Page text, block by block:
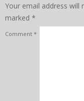
Your email address will
marked *
Comment *